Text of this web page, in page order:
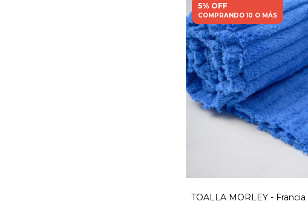
5% OFF
COMPRANDO 10 O MÁS
TOALLA MORLEY - Francia